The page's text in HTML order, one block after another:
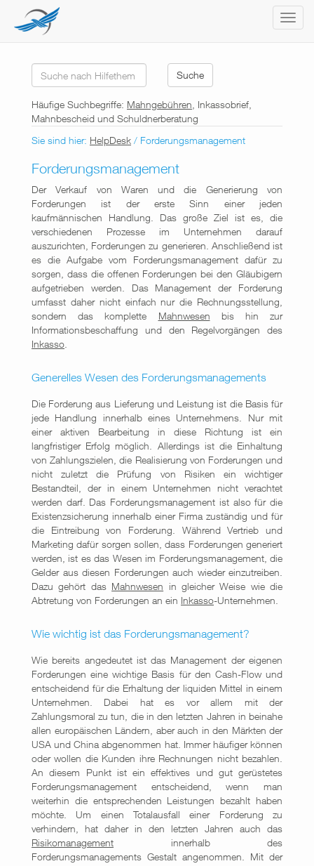
T
o
Suche
Häufige Suchbegriffe: Mahngebühren , Inkassobrief,
Mahnbescheid und Schuldnerberatung
Sie sind hier: HelpDesk / Forderungsmanagement
Forderungsmanagement
Der Verkauf von Waren und die Generierung von
Forderungen ist der erste Sinn einer jeden
kaufmännischen Handlung. Das große Ziel ist es, die
verschiedenen Prozesse im Unternehmen darauf
auszurichten, Forderungen zu generieren. Anschließend ist
es die Aufgabe vom Forderungsmanagement dafür zu
sorgen, dass die offenen Forderungen bei den Gläubigern
aufgetrieben werden. Das Management der Forderung
umfasst daher nicht einfach nur die Rechnungsstellung,
sondern das komplette Mahnwesen bis hin zur
Informationsbeschaffung und den Regelvorgängen des
Inkasso
Generelles Wesen des Forderungsmanagements
Die Forderung aus Lieferung und Leistung ist die Basis für
jede Handlung innerhalb eines Unternehmens. Nur mit
einer aktiven Bearbeitung in diese Richtung ist ein
langfristiger Erfolg möglich. Allerdings ist die Einhaltung
von Zahlungszielen, die Realisierung von Forderungen und
nicht zuletzt die Prüfung von Risiken ein wichtiger
Bestandteil, der in einem Unternehmen nicht verachtet
werden darf. Das Forderungsmanagement ist also für die
Existenzsicherung innerhalb einer Firma zuständig und für
die Eintreibung von Forderung. Während Vertrieb und
Marketing dafür sorgen sollen, dass Forderungen generiert
werden, ist es das Wesen im Forderungsmanagement, die
Gelder aus diesen Forderungen auch wieder einzutreiben.
Dazu gehört das Mahnwesen in gleicher Weise wie die
Abtretung von Forderungen an ein Inkasso-Unternehmen.
Wie wichtig ist das Forderungsmanagement?
Wie bereits angedeutet ist das Management der eigenen
Forderungen eine wichtige Basis für den Cash-Flow und
entscheidend für die Erhaltung der liquiden Mittel in einem
Unternehmen. Dabei hat es vor allem mit der
Zahlungsmoral zu tun, die in den letzten Jahren in beinahe
allen europäischen Ländern, aber auch in den Märkten der
USA und China abgenommen hat. Immer häufiger können
oder wollen die Kunden ihre Rechnungen nicht bezahlen.
An diesem Punkt ist ein effektives und gut gerüstetes
Forderungsmanagement entscheidend, wenn man
weiterhin die entsprechenden Leistungen bezahlt haben
möchte. Um einen Totalausfall einer Forderung zu
verhindern, hat daher in den letzten Jahren auch das
Risikomanagement innerhalb des
Forderungsmanagements Gestalt angenommen. Mit der